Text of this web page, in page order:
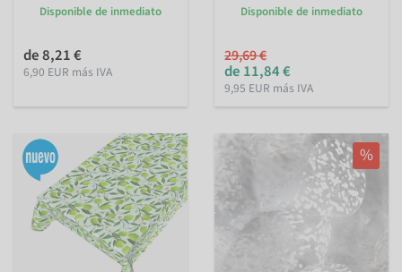
Disponible de inmediato
de 8,21 €
6,90 EUR más IVA
Disponible de inmediato
29,69 €
de 11,84 €
9,95 EUR más IVA
%